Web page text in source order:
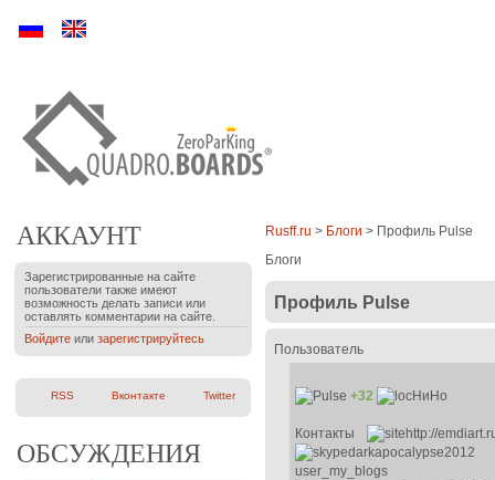
Ру En
АККАУНТ
Зарегистрированные на сайте
пользователи также имеют
возможность делать записи или
оставлять комментарии на сайте.
Войдите илизарегистрируйтесь
RSS Вконтакте Twitter
ОБСУЖДЕНИЯ
Rusff.ru > Блоги > Профиль Pulse
Блоги
Профиль Pulse
Пользователь
+32 НиНо
Контакты
http://
darkapocalypse2012
user_my_blogs